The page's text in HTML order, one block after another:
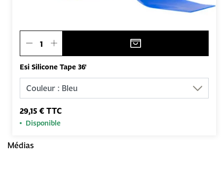
Esi Silicone Tape 36'
29,15 € TTC
Disponible
Médias